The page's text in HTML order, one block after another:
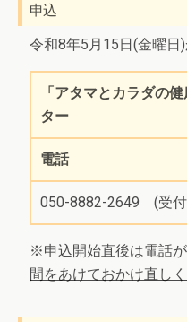
申込
令和8年5月15日(金曜日
「アタマとカラダの
ター
電話
050-8882-2649 (受付
※申込開始直後は電話
間をあけておかけ直しく